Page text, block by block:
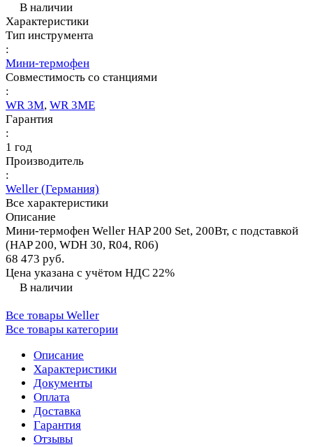
В наличии
Характеристики
Тип инструмента
:
Мини-термофен
Совместимость со станциями
:
WR 3M, WR 3ME
Гарантия
:
1 год
Производитель
:
Weller (Германия)
Все характеристики
Описание
Мини-термофен Weller HAP 200 Set, 200Вт, с подставкой
(HAP 200, WDH 30, R04, R06)
68 473 руб.
Цена указана с учётом НДС 22%
В наличии
Все товары Weller
Все товары категории
Описание
Характеристики
Документы
Оплата
Доставка
Гарантия
Отзывы